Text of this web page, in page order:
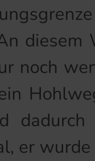
diesem
noch
er